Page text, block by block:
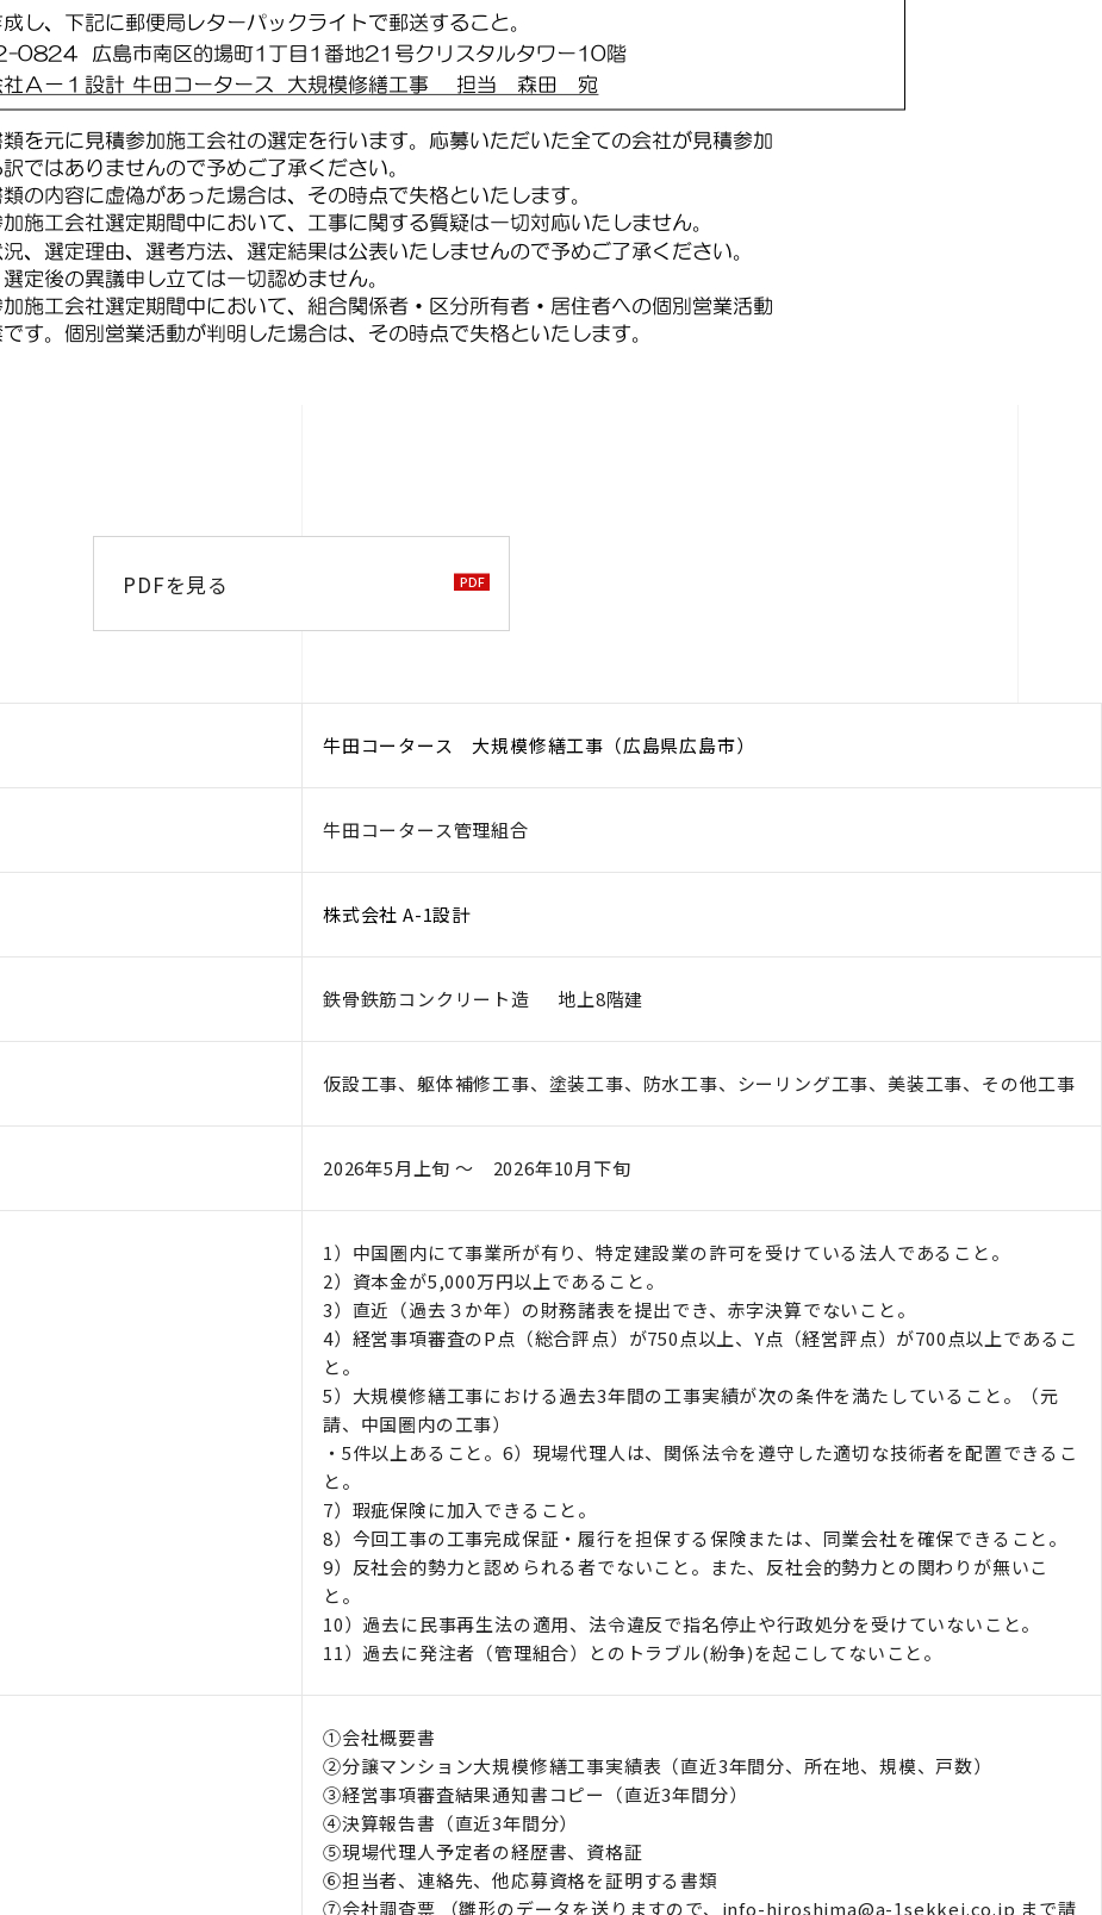
PDFを見る
牛田コータース 大規模修繕工事（広島県広島市）
牛田コータース管理組合
株式会社 A-1設計
鉄骨鉄筋コンクリート造 地上8階建
仮設工事、躯体補修工事、塗装工事、防水工事、シーリング工事、美装工事、その他工事
2026年5月上旬 ～ 2026年10月下旬
1）中国圏内にて事業所が有り、特定建設業の許可を受けている法人であること。
2）資本金が5,000万円以上であること。
3）直近（過去３か年）の財務諸表を提出でき、赤字決算でないこと。
4）経営事項審査のP点（総合評点）が750点以上、Y点（経営評点）が700点以上であるこ
と。
5）大規模修繕工事における過去3年間の工事実績が次の条件を満たしていること。（元
請、中国圏内の工事）
・5件以上あること。6）現場代理人は、関係法令を遵守した適切な技術者を配置できるこ
と。
7）瑕疵保険に加入できること。
8）今回工事の工事完成保証・履行を担保する保険または、同業会社を確保できること。
9）反社会的勢力と認められる者でないこと。また、反社会的勢力との関わりが無いこ
と。
10）過去に民事再生法の適用、法令違反で指名停止や行政処分を受けていないこと。
11）過去に発注者（管理組合）とのトラブル(紛争)を起こしてないこと。
①会社概要書
②分譲マンション大規模修繕工事実績表（直近3年間分、所在地、規模、戸数）
③経営事項審査結果通知書コピー（直近3年間分）
④決算報告書（直近3年間分）
⑤現場代理人予定者の経歴書、資格証
⑥担当者、連絡先、他応募資格を証明する書類
⑦会社調査票 （雛形のデータを送りますので、info-hiroshima@a-1sekkei.co.jp まで請